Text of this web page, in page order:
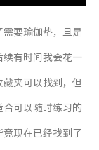
要瑜伽垫，且是
有时间我会花一
夹可以找到，但
可以随时练习的
现在已经找到了